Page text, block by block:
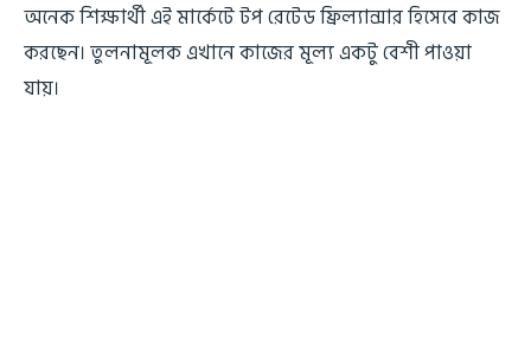
অনেক শিক্ষার্থী এই মার্কেটে টপ রেটেড ফ্রিল্যান্সার হিসেবে কাজ
করছেন। তুলনামূলক এখানে কাজের মূল্য একটু বেশী পাওয়া
যায়।